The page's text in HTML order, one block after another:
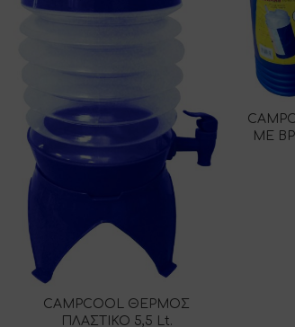
CAMPCOOL ΘΕΡΜΟΣ
ΠΛΑΣΤΙΚΟ 5,5 Lt.
ΜΕ